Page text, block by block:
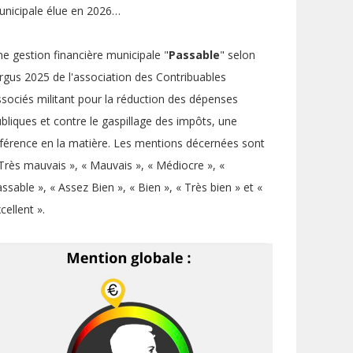
élue en 2026…
gestion financière municipale "Passable" selon
2025 de l'association des Contribuables
militant pour la réduction des dépenses
et contre le gaspillage des impôts, une
en la matière. Les mentions décernées sont
mauvais », « Mauvais », « Médiocre », «
», « Assez Bien », « Bien », « Très bien » et «
».